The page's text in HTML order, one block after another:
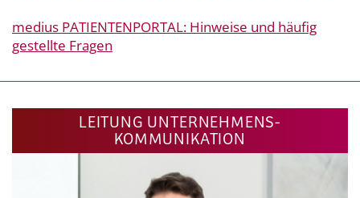
medius PATIENTENPORTAL: Hinweise und häufig
gestellte Fragen
LEITUNG UNTERNEHMENS-
KOMMUNIKATION